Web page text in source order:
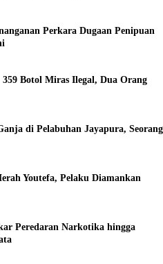
Perkara Dugaan Penipuan
Botol Miras Ilegal, Dua Orang
di Pelabuhan Jayapura, Seorang
Youtefa, Pelaku Diamankan
Peredaran Narkotika hingga